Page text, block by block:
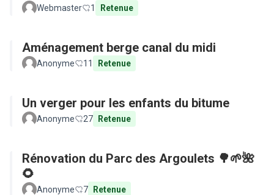
Webmaster 1 Retenue
Aménagement berge canal du midi
Anonyme 11 Retenue
Un verger pour les enfants du bitume
Anonyme 27 Retenue
Rénovation du Parc des Argoulets 🌳🌱🌺
🌻
Anonyme 7 Retenue